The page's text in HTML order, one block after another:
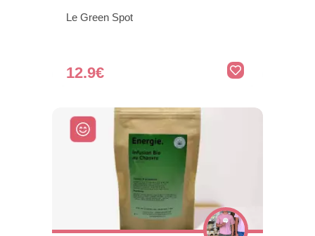
Le Green Spot
12.9€